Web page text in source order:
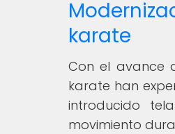
karate
Con el avance
karate han
introducido
movimiento